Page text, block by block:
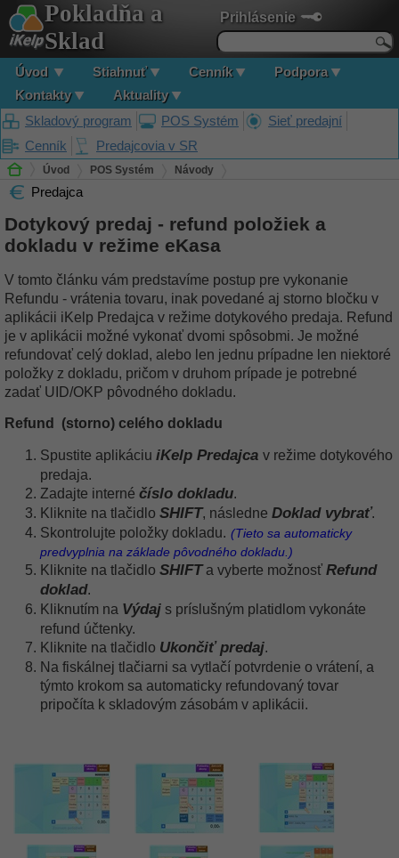
Prihlásenie
Pokladňa a
Sklad
Úvod Stiahnuť Cenník
Podpora
Kontakty
Aktuality
Skladový program
POS Systém
Sieť predajní
Cenník
Predajcovia v SR
Úvod POS Systém Návody
Dotykový predaj - refund položiek a dokladu v režime eKasa
Predajca
Dotykový predaj - refund položiek a
dokladu v režime eKasa
V tomto článku vám predstavíme postup pre vykonanie
Refundu - vrátenia tovaru, inak povedané aj storno bločku v
aplikácii iKelp Predajca v režime dotykového predaja. Refund
je v aplikácii možné vykonať dvomi spôsobmi. Je možné
refundovať celý doklad, alebo len jednu prípadne len niektoré
položky z dokladu, pričom v druhom prípade je potrebné
zadať UID/OKP pôvodného dokladu.
Refund (storno) celého dokladu
Spustite aplikáciu iKelp Predajca v režime dotykového
predaja.
Zadajte interné číslo dokladu.
Kliknite na tlačidlo SHIFT, následne Doklad vybrať.
Skontrolujte položky dokladu. (Tieto sa automaticky
predvyplnia na základe pôvodného dokladu.)
Kliknite na tlačidlo SHIFTa vyberte možnosť Refund
doklad.
Kliknutím na Výdaj s príslušným platidlom vykonáte
refund účtenky.
Kliknite na tlačidlo Ukončiť predaj.
Na fiskálnej tlačiarni sa vytlačí potvrdenie o vrátení, a
týmto krokom sa automaticky refundovaný tovar
pripočíta k skladovým zásobám v aplikácii.